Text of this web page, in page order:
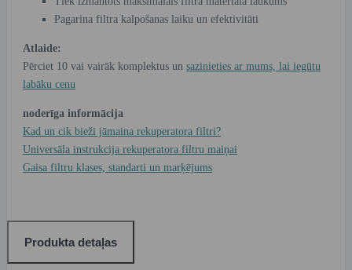
Pagarina filtra kalpošanas laiku un efektivitāti
Atlaide:
Pērciet 10 vai vairāk komplektus un sazinieties ar mums, lai iegūtu
labāku cenu
noderīga informācija
Kad un cik bieži jāmaina rekuperatora filtri?
Universāla instrukcija rekuperatora filtru maiņai
Gaisa filtru klases, standarti un marķējums
Produkta detaļas